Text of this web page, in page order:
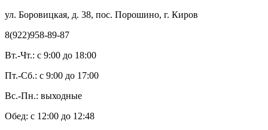
ул. Боровицкая, д. 38, пос. Порошино, г. Киров
8(922)958-89-87
Вт.-Чт.: с 9:00 до 18:00
Пт.-Сб.: с 9:00 до 17:00
Вс.-Пн.: выходные
Обед: с 12:00 до 12:48